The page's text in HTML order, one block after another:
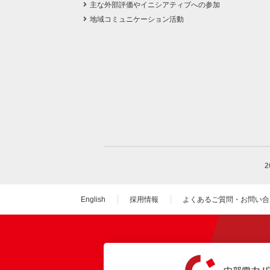
主な外部評価やイニシアティブへの参加
地域コミュニケーション活動
English 採用情報 よくあるご質問・お問い